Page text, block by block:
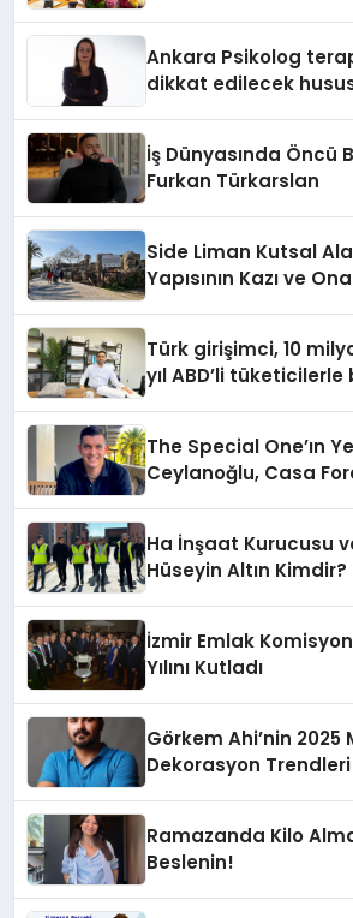
Ankara Psikolog
dikkat edilecek
İş Dünyasında Öncü
Furkan Türkarslan
Side Liman Kutsal
Yapısının Kazı ve
Türk girişimci, 10
yıl ABD’li
The Special One’ın
Ceylanoğlu, Casa
Ha İnşaat Kurucusu
Hüseyin Altın Kimdir?
İzmir Emlak
Yılını Kutladı
Görkem Ahi’nin 2025
Dekorasyon Trendleri
Ramazanda Kilo
Beslenin!